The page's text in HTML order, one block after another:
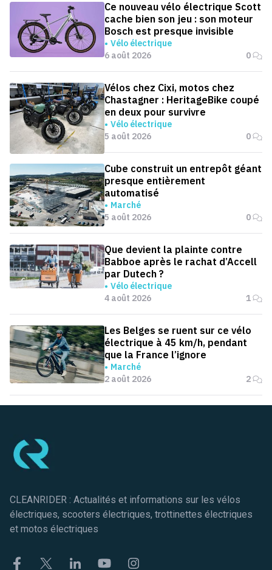
Ce nouveau vélo électrique Scott
cache bien son jeu : son moteur
Bosch est presque invisible
Vélo électrique
6 août 2026
0
Vélos chez Cixi, motos chez
Chastagner : HeritageBike coupé
en deux pour survivre
Vélo électrique
5 août 2026
0
Cube construit un entrepôt géant
presque entièrement
automatisé
Marché
5 août 2026
0
Que devient la plainte contre
Babboe après le rachat d’Accell
par Dutech ?
Vélo électrique
4 août 2026
1
Les Belges se ruent sur ce vélo
électrique à 45 km/h, pendant
que la France l’ignore
Marché
2 août 2026
2
CLEANRIDER : Actualités et informations sur les vélos
électriques, scooters électriques, trottinettes électriques
et motos électriques
FacebookTwitter LinkekinYoutubeInstagram